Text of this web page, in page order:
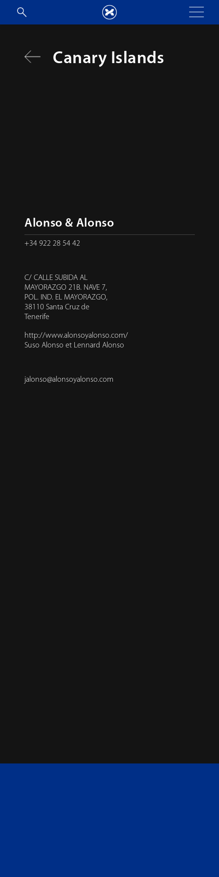
Canary Islands
Alonso & Alonso
+34 922 28 54 42
C/ CALLE SUBIDA AL
MAYORAZGO 21B. NAVE 7,
POL. IND. EL MAYORAZGO,
38110 Santa Cruz de
Tenerife
http://www.alonsoyalonso.com/
Suso Alonso et Lennard Alonso
jalonso@alonsoyalonso.com